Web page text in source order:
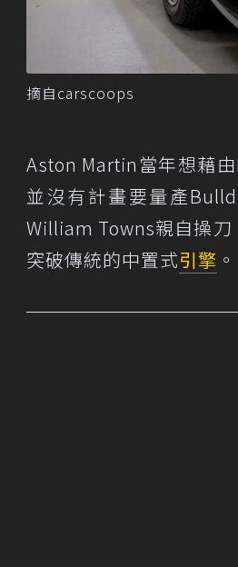
摘自carscoops
Aston Martin當年想藉
並沒有計畫要量產
William Towns親自操
突破傳統的中置式引擎 。